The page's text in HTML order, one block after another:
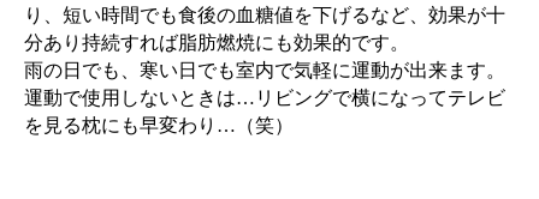
り、短い時間でも食後の血糖値を下げるなど、効果が十
分あり持続すれば脂肪燃焼にも効果的です。
雨の日でも、寒い日でも室内で気軽に運動が出来ます。
運動で使用しないときは… リビングで横になってテレビ
を見る枕にも早変わり … （笑）